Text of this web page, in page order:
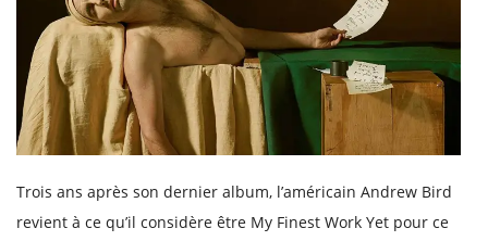
Trois ans après son dernier album, l’américain Andrew Bird
revient à ce qu’il considère être My Finest Work Yet pour ce